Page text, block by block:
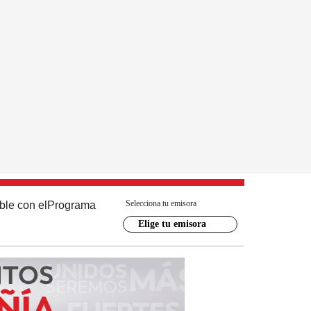
con el Programa Selecciona tu emisora
Elige tu emisora